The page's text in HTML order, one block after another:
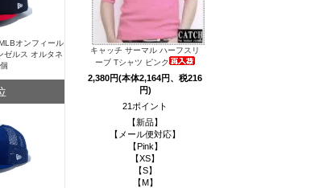
オンフィール
ゼルス オルタネ
キャッチ サーマル ハーフスリ
ーブ Tシャツ ピンク
2,380円(本体2,164円、税216
円)
21ポイント
【新品】
【メール便対応】
【Pink】
【XS】
【S】
【M】